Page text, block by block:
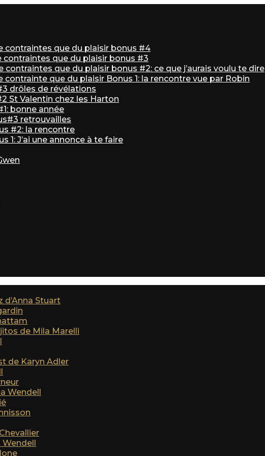
contraintes que du plaisir bonus #4
contraintes que du plaisir bonus #3
contraintes que du plaisir bonus #2: ce que j’aurais voulu te dire
contrainte que du plaisir Bonus 1: la rencontre vue par Robin
drôles de révélations
St Valentin chez les Harton
bonne année
retrouvailles
#2: la rencontre
1: J’ai une annonce à te faire
d’Anna Stuart
de Mila Marelli
de Karyn Adler
Wendell
Wendell